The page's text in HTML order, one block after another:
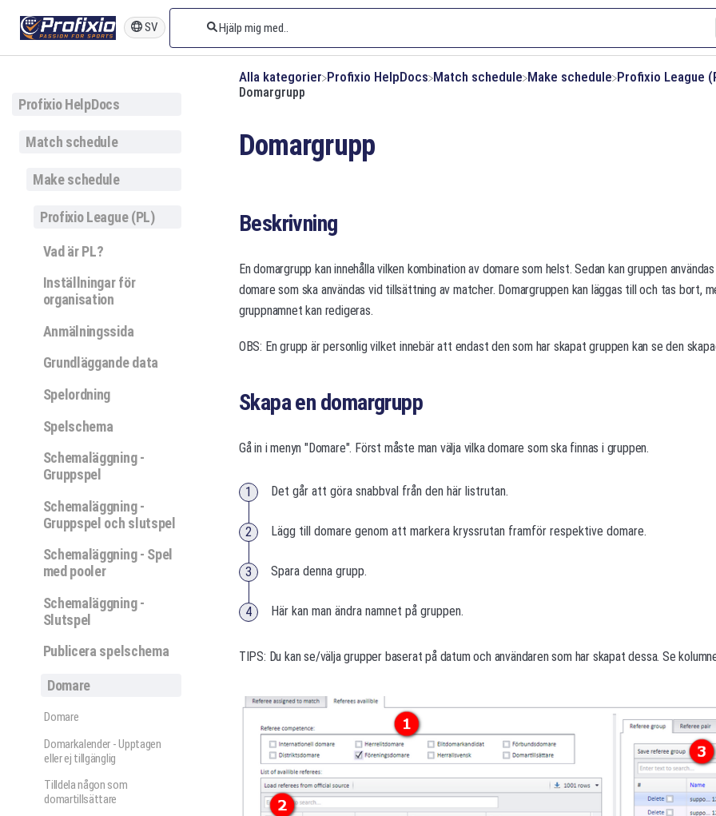
SV
Profixio HelpDocs
Match schedule
Make schedule
Profixio League (PL)
Vad är PL?
Inställningar för
organisation
Anmälningssida
Grundläggande data
Spelordning
Spelschema
Schemaläggning -
Gruppspel
Schemaläggning -
Gruppspel och slutspel
Schemaläggning - Spel
med pooler
Schemaläggning -
Slutspel
Publicera spelschema
Domare
Domare
Domarkalender - Upptagen
eller ej tillgänglig
Tilldela någon som
domartillsättare
Alla kategorier ​Profixio HelpDocs ​Match schedule ​Make schedule ​Profixio League
Domargrupp
Domargrupp
Beskrivning
En domargrupp kan innehålla vilken kombination av domare som helst. Sedan kan gruppen
domare som ska användas vid tillsättning av matcher. Domargruppen kan läggas till och tas bort,
gruppnamnet kan redigeras.
OBS: En grupp är personlig vilket innebär att endast den som har skapat gruppen kan se den
Skapa en domargrupp
Gå in i menyn "Domare". Först måste man välja vilka domare som ska finnas i gruppen.
Det går att göra snabbval från den här listrutan.
Lägg till domare genom att markera kryssrutan framför respektive domare.
Spara denna grupp.
Här kan man ändra namnet på gruppen.
TIPS: Du kan se/välja grupper baserat på datum och användaren som har skapat dessa. Se